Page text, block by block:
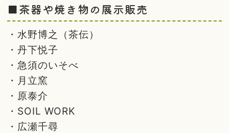
■茶器や焼き物の展示販売
・水野博之（茶伝）
・丹下悦子
・急須のいそべ
・月立窯
・原泰介
・SOIL WORK
・広瀬千尋